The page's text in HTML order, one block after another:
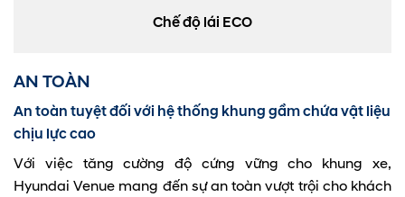
Chế độ lái ECO
AN TOÀN
An toàn tuyệt đối với hệ thống khung gầm chứa vật liệu
chịu lực cao
Với việc tăng cường độ cứng vững cho khung xe,
Hyundai Venue mang đến sự an toàn vượt trội cho khách